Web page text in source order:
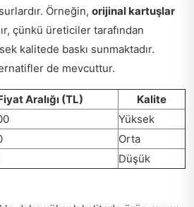
Örneğin, orijinal kartuşlar
çünkü üreticiler tarafından
kalitede baskı sunmaktadır.
de mevcuttur.
Aralığı (TL)
Kalite
Yüksek
Orta
Düşük